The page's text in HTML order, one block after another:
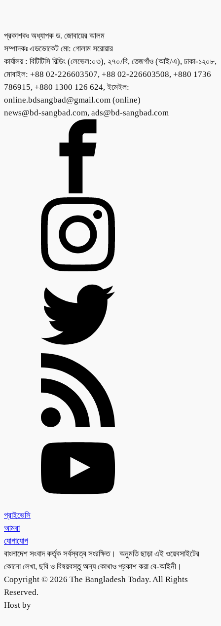
প্রকাশকঃ অধ্যাপক ড. জোবায়ের আলম
সম্পাদকঃ এডভোকেট মো: গোলাম সরোয়ার
কার্যালয় : বিটিটিসি বিল্ডিং (লেভেল:০৩), ২৭০/বি, তেজগাঁও (আই/এ), ঢাকা-১২০৮,
মোবাইল: +88 02-226603507, +88 02-226603508, +880 1736
786915, +880 1300 126 624, ইমেইল:
online.bdsangbad@gmail.com (online)
news@bd-sangbad.com, ads@bd-sangbad.com
প্রাইভেসি
আমরা
যোগাযোগ
বাংলাদেশ সংবাদ কর্তৃক সর্বস্বত্ব সংরক্ষিত। অনুমতি ছাড়া এই ওয়েবসাইটের
কোনো লেখা, ছবি ও বিষয়বস্তু অন্য কোথাও প্রকাশ করা বে-আইনী।
Copyright © 2026 The Bangladesh Today. All Rights
Reserved.
Host by